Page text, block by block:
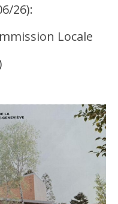
26):
Locale